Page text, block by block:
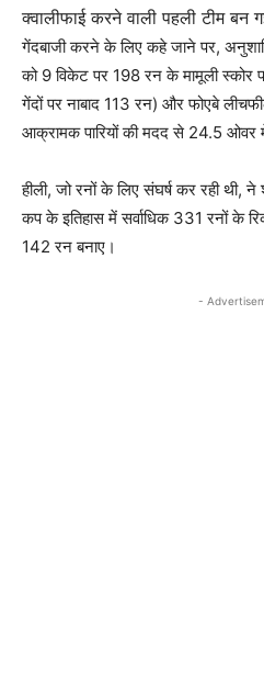
क्वालीफाई करने वाली पहली टीम बन
गेंदबाजी करने के लिए कहे जाने पर,
को 9 विकेट पर 198 रन के मामूली स्कोर
गेंदों पर नाबाद 113 रन) और फोएबे
आक्रामक पारियों की मदद से 24.5 ओवर
हीली, जो रनों के लिए संघर्ष कर रही थी, ने
कप के इतिहास में सर्वाधिक 331 रनों के
142 रन बनाए।
-